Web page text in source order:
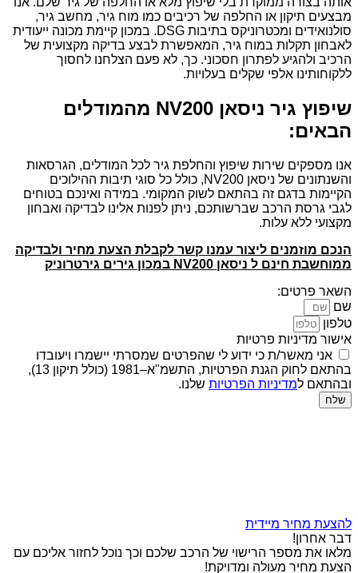
מבצעים תיקון או החלפה של רכיבים כמו מוח גיר, מחשב גיר,
סולנואידים ומכטרוניקס בתיבות DSG. במכון קיימת מכונה ייעודית
לאבחון תקלות במוח גיר, המאפשרת לבצע בדיקה מקצועית של
הרכיב ולהגיע לפתרון חסכוני. כך, לא פעם הצלחנו לחסוך
ללקוחותינו אלפי שקלים בעלויות.
שיפוץ גיר ניסאן NV200 מהמודלים
הבאים:
אנו מספקים שירות שיפוץ והחלפת גיר לכל המודלים, הגרסאות
והשנתונים של ניסאן NV200, כולל כל סוגי תיבות ההילוכים
הקיימות בדגם זה בהתאם לשוק המקומי. במידה ואינכם בטוחים
לגבי גרסת הרכב שברשותכם, ניתן לפנות אלינו לבדיקה ואבחון
מקצועי ללא עלות.
הנכם מוזמנים ליצור עמנו קשר לקבלת הצעת מחיר ולבדיקה
ממוחשבת חינם ל ניסאן NV200 במכון גירים גירטרוניק
השאר פרטים:
שם
טלפון
אישור מדיניות פרטיות
אני מאשר/ת כי ידוע לי שהפרטים שמסרתי יישמרו ויעובדו
בהתאם לחוק הגנת הפרטיות, התשמ"א–1981 (כולל תיקון 13),
ובהתאם למדיניות הפרטיות שלנו.
שלח
להצעת מחיר מיידית
דבר אחרון!
מלאו את מספר הרישוי של הרכב שלכם וכך נוכל לחזור אליכם עם
הצעת מחיר מעולה ומדויקת!